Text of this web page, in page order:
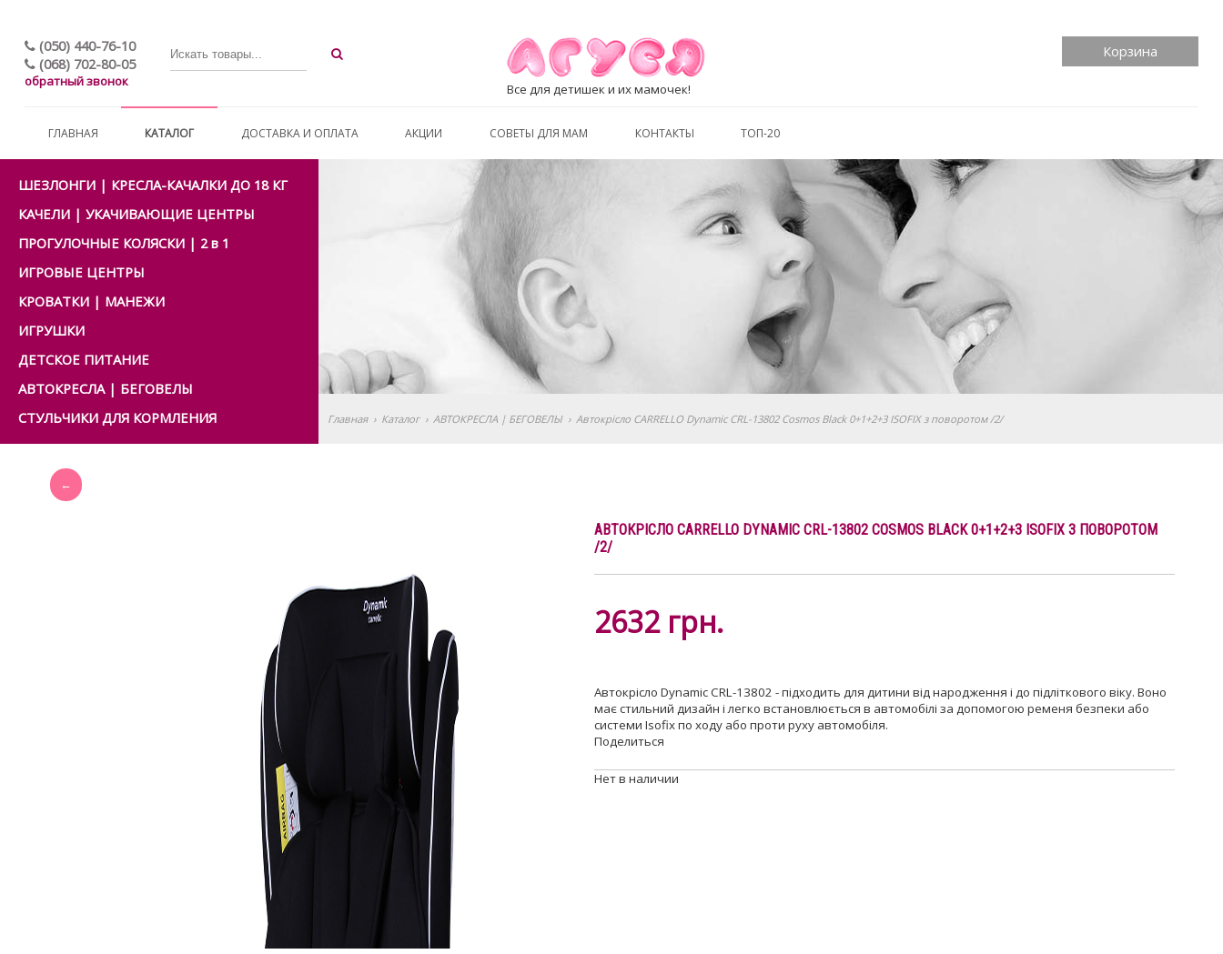
(050) 440-76-10
(068) 702-80-05
обратный звонок Все для детишек и их мамочек!
Корзина
ГЛАВНАЯ КАТАЛОГ ДОСТАВКА И ОПЛАТА АКЦИИ СОВЕТЫ ДЛЯ МАМ КОНТАКТЫ ТОП-20
ШЕЗЛОНГИ | КРЕСЛА-КАЧАЛКИ ДО 18 КГ
КАЧЕЛИ | УКАЧИВАЮЩИЕ ЦЕНТРЫ
ПРОГУЛОЧНЫЕ КОЛЯСКИ | 2 в 1
ИГРОВЫЕ ЦЕНТРЫ
КРОВАТКИ | МАНЕЖИ
ИГРУШКИ
ДЕТСКОЕ ПИТАНИЕ
АВТОКРЕСЛА | БЕГОВЕЛЫ
СТУЛЬЧИКИ ДЛЯ КОРМЛЕНИЯ
Главная › Каталог › АВТОКРЕСЛА | БЕГОВЕЛЫ › Автокрісло CARRELLO Dynamic CRL-13802 Cosmos Black 0+1+2+3 ISOFIX з поворотом /2/
АВТОКРІСЛО CARRELLO DYNAMIC CRL-13802 COSMOS BLACK 0+1+2+3 ISOFIX З ПОВОРОТОМ
/2/
2632 грн.
Автокрісло Dynamic CRL-13802 - підходить для дитини від народження і до підліткового віку. Воно
має стильний дизайн і легко встановлюється в автомобілі за допомогою ременя безпеки або
системи Isofix по ходу або проти руху автомобіля.
Поделиться
Нет в наличии